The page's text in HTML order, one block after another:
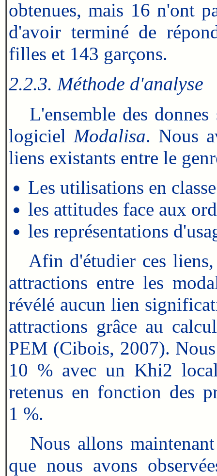
obtenues, mais 16 n'ont
d'avoir terminé de
filles et 143 garçons.
2.2.3. Méthode d'analyse
L'ensemble des donnes
logiciel Modalisa. Nous
liens existants entre le
Les utilisations en
les attitudes face aux
les représentations
Afin d'étudier ces liens,
attractions entre les
révélé aucun lien
attractions grâce au
PEM (Cibois, 2007). Nous
10 % avec un Khi2
retenus en fonction des
1 %.
Nous allons maintenant
que nous avons